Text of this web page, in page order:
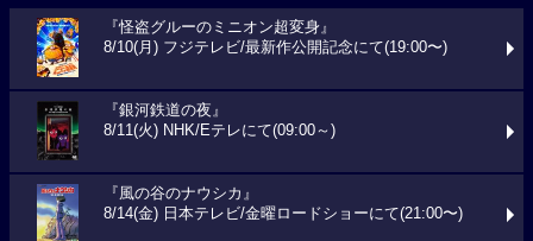
『怪盗グルーのミニオン超変身』
8/10(月) フジテレビ/最新作公開記念にて(19:00〜)
『銀河鉄道の夜』
8/11(火) NHK/Eテレにて(09:00～)
『風の谷のナウシカ』
8/14(金) 日本テレビ/金曜ロードショーにて(21:00〜)